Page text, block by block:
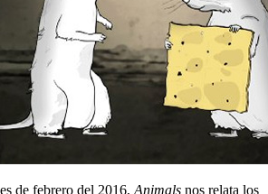
de febrero del 2016, Animals nos relata los